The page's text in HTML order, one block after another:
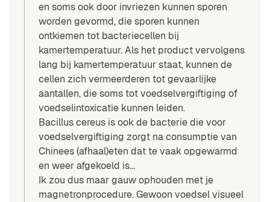
en soms ook door invriezen kunnen sporen
worden gevormd, die sporen kunnen
ontkiemen tot bacteriecellen bij
kamertemperatuur. Als het product vervolgens
lang bij kamertemperatuur staat, kunnen de
cellen zich vermeerderen tot gevaarlijke
aantallen, die soms tot voedselvergiftiging of
voedselintoxicatie kunnen leiden.
Bacillus cereus is ook de bacterie die voor
voedselvergiftiging zorgt na consumptie van
Chinees (afhaal)eten dat te vaak opgewarmd
en weer afgekoeld is…
Ik zou dus maar gauw ophouden met je
magnetronprocedure. Gewoon voedsel visueel